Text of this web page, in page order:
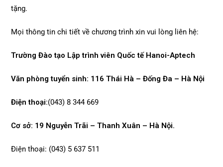
tặng.
Mọi thông tin chi tiết về chương trình xin vui lòng liên hệ:
Trường Đào tạo Lập trình viên Quốc tế Hanoi-Aptech
Văn phòng tuyển sinh: 116 Thái Hà – Đống Đa – Hà Nội
Điện thoại:(043) 8 344 669
Cơ sở: 19 Nguyễn Trãi – Thanh Xuân – Hà Nội.
Điện thoại: (043) 5 637 511